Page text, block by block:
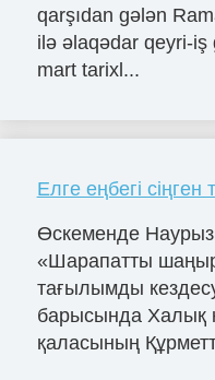
qarşıdan gələn
ilə əlaqədar qeyri-
mart tarixl...
Елге еңбегі
Өскеменде
«Шарапатты
тағылымды
барысында Халық
қаласының